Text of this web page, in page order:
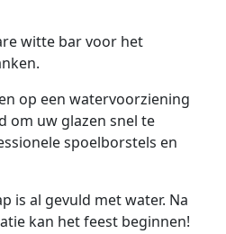
witte bar voor het
op een watervoorziening
om uw glazen snel te
spoelborstels en
is al gevuld met water. Na
kan het feest beginnen!